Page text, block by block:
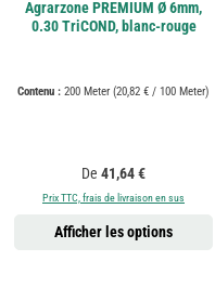
Agrarzone PREMIUM Ø 6mm,
0.30 TriCOND, blanc-rouge
Contenu : 200 Meter (20,82 € / 100 Meter)
Prix régulier :
De 41,64 €
Prix TTC, frais de livraison en sus
Afficher les options